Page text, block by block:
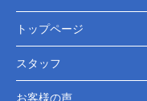
トップページ
スタッフ
お客様の声